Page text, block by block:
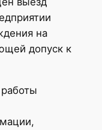
на
допуск к